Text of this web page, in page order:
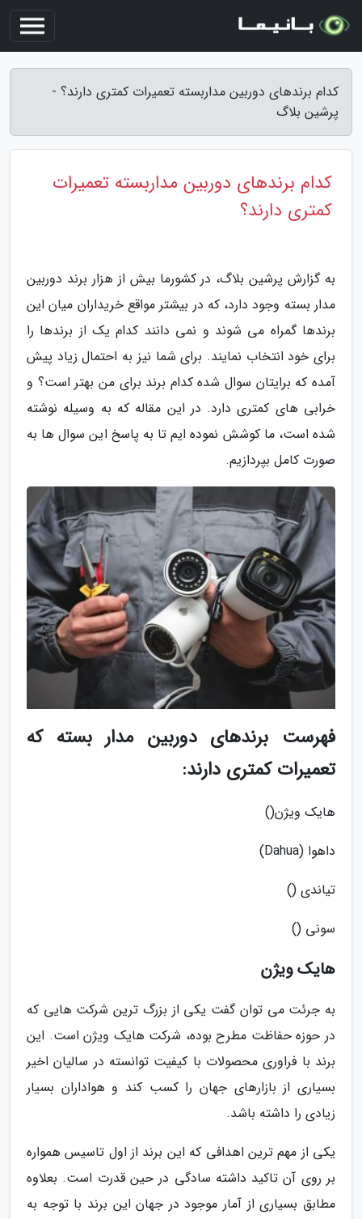
کدام برندهای دوربین مداربسته تعمیرات کمتری دارند؟ -
پرشین بلاگ
کدام برندهای دوربین مداربسته تعمیرات
کمتری دارند؟
به گزارش پرشین بلاگ، در کشورما بیش از هزار برند دوربین
مدار بسته وجود دارد، که در بیشتر مواقع خریداران میان این
برندها گمراه می شوند و نمی دانند کدام یک از برندها را
برای خود انتخاب نمایند. برای شما نیز به احتمال زیاد پیش
آمده که برایتان سوال شده کدام برند برای من بهتر است؟ و
خرابی های کمتری دارد. در این مقاله که به وسیله نوشته
شده است، ما کوشش نموده ایم تا به پاسخ این سوال ها به
صورت کامل بپردازیم.
فهرست برندهای دوربین مدار بسته که
تعمیرات کمتری دارند:
هایک ویژن()
داهوا (Dahua)
تیاندی ()
سونی ()
هایک ویژن
به جرئت می توان گفت یکی از بزرگ ترین شرکت هایی که
در حوزه حفاظت مطرح بوده، شرکت هایک ویژن است. این
برند با فراوری محصولات با کیفیت توانسته در سالیان اخیر
بسیاری از بازارهای جهان را کسب کند و هواداران بسیار
زیادی را داشته باشد.
یکی از مهم ترین اهدافی که این برند از اول تاسیس همواره
بر روی آن تاکید داشته سادگی در حین قدرت است. بعلاوه
مطابق بسیاری از آمار موجود در جهان این برند با توجه به